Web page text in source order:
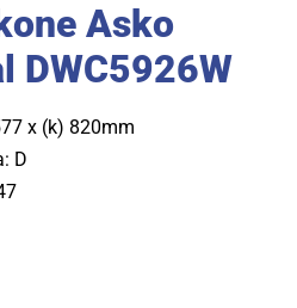
Asko
DWC5926W
x (k) 820mm
D